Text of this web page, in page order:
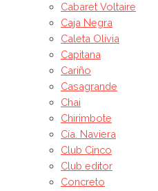
Cabaret Voltaire
Caja Negra
Caleta Olivia
Capitana
Cariño
Casagrande
Chai
Chirimbote
Cía. Naviera
Club Cinco
Club editor
Concreto